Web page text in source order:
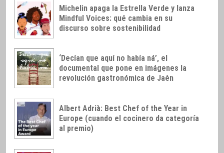
Michelin apaga la Estrella Verde y lanza
Mindful Voices: qué cambia en su
discurso sobre sostenibilidad
‘Decían que aquí no había ná’, el
documental que pone en imágenes la
revolución gastronómica de Jaén
Albert Adrià: Best Chef of the Year in
Europe (cuando el cocinero da categoría
al premio)